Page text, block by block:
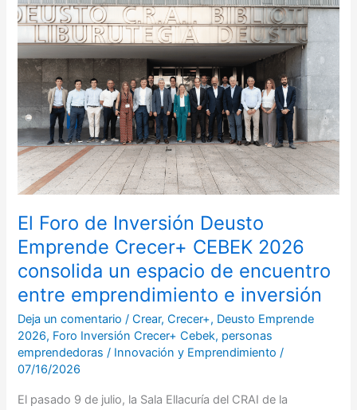
El Foro de Inversión Deusto
Emprende Crecer+ CEBEK 2026
consolida un espacio de encuentro
entre emprendimiento e inversión
Deja un comentario /Crear,Crecer+, Deusto Emprende
2026, Foro Inversión Crecer+ Cebek, personas
emprendedoras / Innovación y Emprendimiento/
07/16/2026
El pasado 9 de julio, la Sala Ellacuría del CRAI de la
Foro
de
Inversión
Deusto
Emprende
Crecer+
CEBEK
2026
consolida
un
de
encuentro
entre
emprendimiento
e
inversión